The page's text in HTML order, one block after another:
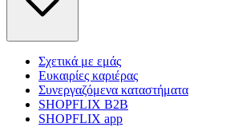
Σχετικά με εμάς
Ευκαιρίες καριέρας
Συνεργαζόμενα καταστήματα
SHOPFLIX B2B
SHOPFLIX app